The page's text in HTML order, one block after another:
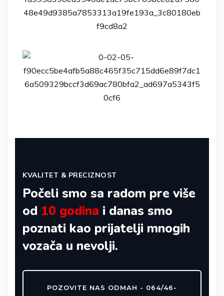
KVALITET & PRECIZNOST
Počeli smo sa radom pre više
od 10 godina i danas smo
poznati kao prijatelji mnogih
vozača u nevolji.
POZOVITE NAS ODMAH - 064/46-